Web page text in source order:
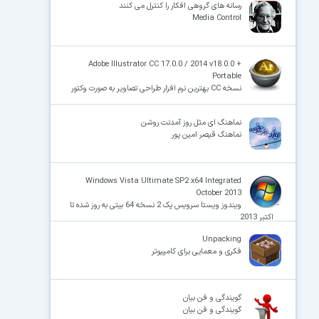
رسانه های گروهی افکار را کنترل می کنند
Media Control
Adobe Illustrator CC 17.0.0 / 2014 v18.0.0 +
Portable
نسخه CC بهترین نرم افزار طراحی تصاویر به صورت وکتور
نماهنگ ای مثل روز آمدنت روشن
نماهنگ قیصر امین پور
Windows Vista Ultimate SP2 x64 Integrated
October 2013
ویندوز ویستا سرویس پک 2 نسخه 64 بیتی به روز شده تا
اکتبر 2013
Unpacking
فکری و معمایی برای کامپیوتر
گویندگی و فن بیان
گویندگی و فن بیان